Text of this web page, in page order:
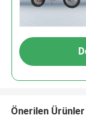
Önerilen Ürünler